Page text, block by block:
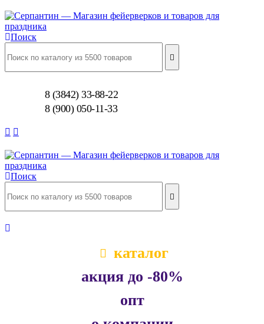
Поиск
8 (3842) 33-88-22
8 (900) 050-11-33
Поиск
каталог
акция до -80%
опт